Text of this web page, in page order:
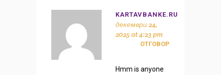
KARTAVBANKE.RU
декември 24,
2025 at 4:23 pm
ОТГОВОР
Hmm is anyone